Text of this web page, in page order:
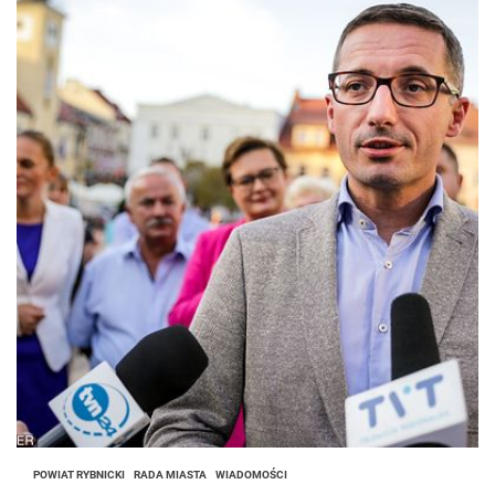
POWIAT RYBNICKI RADA MIASTA WIADOMOŚCI